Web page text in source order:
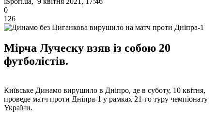
0
126
Мірча Луческу взяв із собою 20
футболістів.
Київське Динамо вирушило в Дніпро, де в суботу, 10 квітня,
проведе матч проти Дніпра-1 у рамках 21-го туру чемпіонату
України.